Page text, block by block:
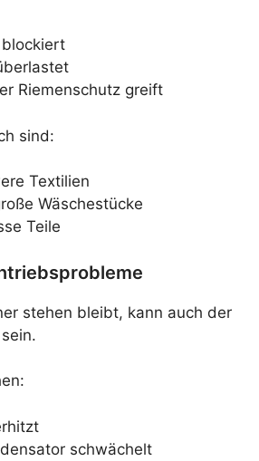
Riemenschutz greift
sind:
Textilien
Wäschestücke
Teile
stehen bleibt, kann auch der
schwächelt